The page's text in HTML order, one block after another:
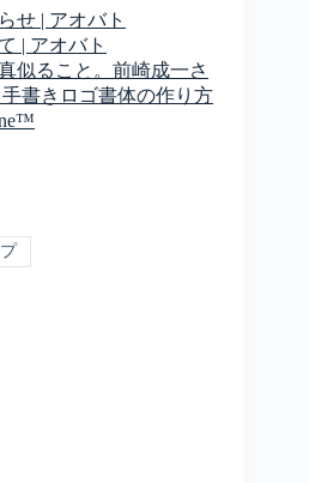
せ | アオバト
| アオバト
似ること。前崎成一さ
書きロゴ書体の作り方